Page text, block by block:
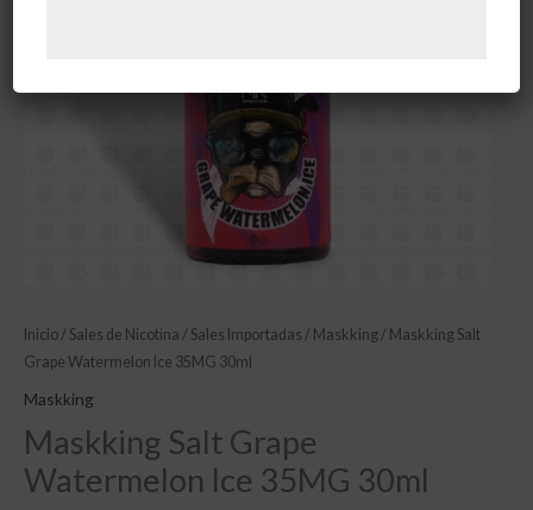
Inicio/ Sales de Nicotina / Sales Importadas / Maskking/ Maskking Salt
Grape Watermelon Ice 35MG 30ml
Maskking
Maskking Salt Grape
Watermelon Ice 35MG 30ml